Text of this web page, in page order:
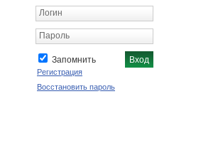
Логин
Пароль
Запомнить
Регистрация
Восстановить пароль